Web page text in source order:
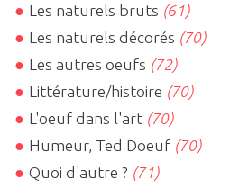
Les naturels bruts (61)
Les naturels décorés (70)
Les autres oeufs (72)
Littérature/histoire (70)
L'oeuf dans l'art (70)
Humeur, Ted Doeuf (70)
Quoi d'autre ? (71)